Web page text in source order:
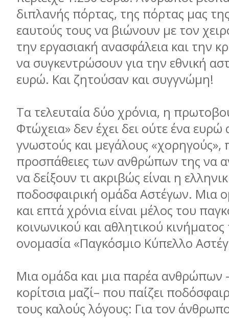
διπλανής πόρτας, της πόρτας μας
εαυτούς τους να βιώνουν με τον
την εργασιακή ανασφάλεια και την
να συγκεντρώσουν για την εθνική
ευρώ. Και ζητούσαν και συγγνώμη!
Τα τελευταία δύο χρόνια, η
Φτώχεια» δεν έχει δει ούτε ένα
γνωστούς και μεγάλους «χορηγούς»,
προσπάθειες των ανθρώπων της να
να δείξουν τι ακριβώς είναι η
ποδοσφαιρική ομάδα Αστέγων. Μια
και επτά χρόνια είναι μέλος του
κοινωνικού και αθλητικού
ονομασία «Παγκόσμιο Κύπελλο
Μια ομάδα και μια παρέα ανθρώπων
κορίτσια μαζί– που παίζει
τους καλούς λόγους: Για τον